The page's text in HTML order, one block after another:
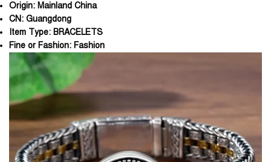
Origin: Mainland China
CN: Guangdong
Item Type: BRACELETS
Fine or Fashion: Fashion